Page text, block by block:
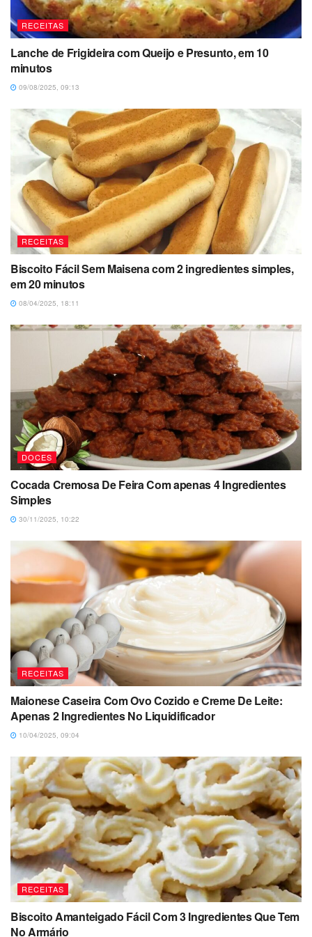
RECEITAS
Lanche de Frigideira com Queijo e Presunto, em 10
minutos
09/08/2025, 09:13
RECEITAS
Biscoito Fácil Sem Maisena com 2 ingredientes simples,
em 20 minutos
08/04/2025, 18:11
DOCES
Cocada Cremosa De Feira Com apenas 4 Ingredientes
Simples
30/11/2025, 10:22
RECEITAS
Maionese Caseira Com Ovo Cozido e Creme De Leite:
Apenas 2 Ingredientes No Liquidificador
10/04/2025, 09:04
RECEITAS
Biscoito Amanteigado Fácil Com 3 Ingredientes Que Tem
No Armário